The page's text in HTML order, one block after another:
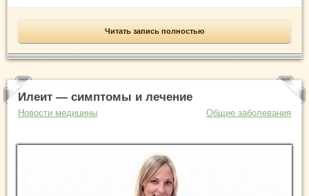
Читать запись полностью
Илеит — симптомы и лечение
Новости медицины Общие заболевания